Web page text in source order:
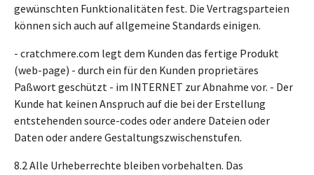
gewünschten Funktionalitäten fest. Die Vertragsparteien
können sich auch auf allgemeine Standards einigen.
- cratchmere.com legt dem Kunden das fertige Produkt
(web-page) - durch ein für den Kunden proprietäres
Paßwort geschützt - im INTERNET zur Abnahme vor. - Der
Kunde hat keinen Anspruch auf die bei der Erstellung
entstehenden source-codes oder andere Dateien oder
Daten oder andere Gestaltungszwischenstufen.
8.2 Alle Urheberrechte bleiben vorbehalten. Das